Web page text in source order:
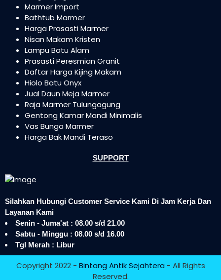
Marmer Import
Bathtub Marmer
Harga Prasasti Marmer
Nisan Makam Kristen
Lampu Batu Alam
Prasasti Peresmian Granit
Daftar Harga Kijing Makam
Hiolo Batu Onyx
Jual Daun Meja Marmer
Raja Marmer Tulungagung
Gentong Kamar Mandi Minimalis
Vas Bunga Marmer
Harga Bak Mandi Teraso
SUPPORT
Silahkan Hubungi Customer Service Kami Di Jam Kerja Dan
Layanan Kami
Senin - Juma'at : 08.00 s/d 21.00
Sabtu - Minggu : 08.00 s/d 16.00
Tgl Merah : Libur
Copyright 2022 - Bintang Antik Sejahtera - All Rights
Reserved.